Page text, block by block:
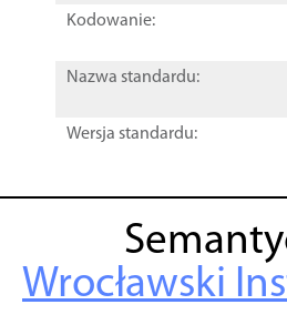
Kodowanie:
Nazwa standardu:
Wersja standardu:
Wrocławski